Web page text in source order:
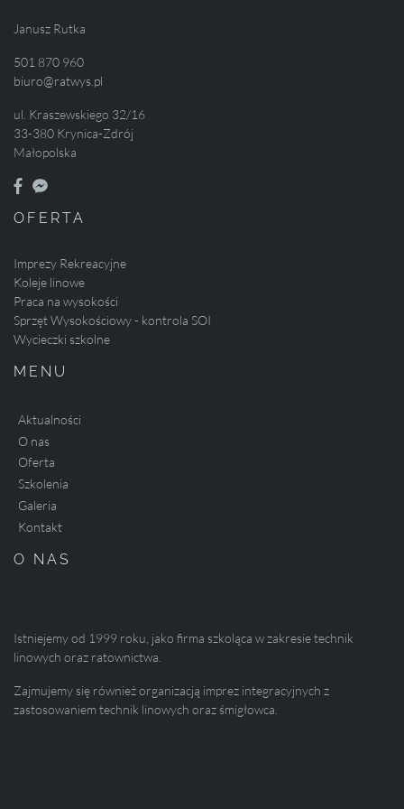
Janusz Rutka
501 870 960
biuro@ratwys.pl
ul. Kraszewskiego 32/16
33-380 Krynica-Zdrój
Małopolska
OFERTA
Imprezy Rekreacyjne
Koleje linowe
Praca na wysokości
Sprzęt Wysokościowy - kontrola SOI
Wycieczki szkolne
MENU
Aktualności
O nas
Oferta
Szkolenia
Galeria
Kontakt
O NAS
Istniejemy od 1999 roku, jako firma szkoląca w zakresie technik
linowych oraz ratownictwa.
Zajmujemy się również organizacją imprez integracyjnych z
zastosowaniem technik linowych oraz śmigłowca.